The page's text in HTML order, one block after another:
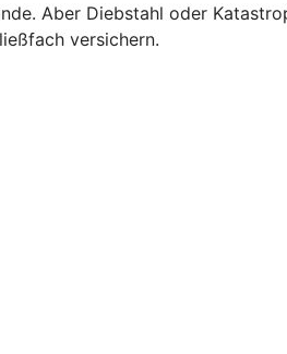
Aber Diebstahl oder
versichern.